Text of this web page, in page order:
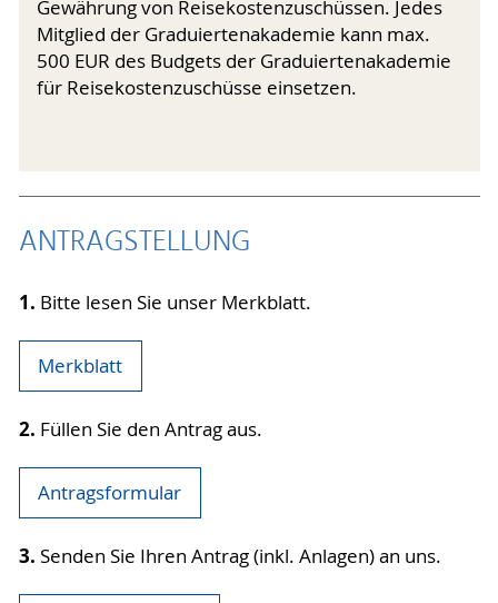
Gewährung von Reisekostenzuschüssen. Jedes
Mitglied der Graduiertenakademie kann max.
500 EUR des Budgets der Graduiertenakademie
für Reisekostenzuschüsse einsetzen.
ANTRAGSTELLUNG
1. Bitte lesen Sie unser Merkblatt.
Merkblatt
2. Füllen Sie den Antrag aus.
Antragsformular
3. Senden Sie Ihren Antrag (inkl. Anlagen) an uns.